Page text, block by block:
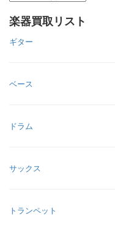
楽器買取リスト
ギター
ベース
ドラム
サックス
トランペット